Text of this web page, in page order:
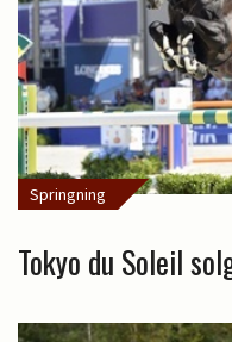
Springning
Tokyo du Soleil